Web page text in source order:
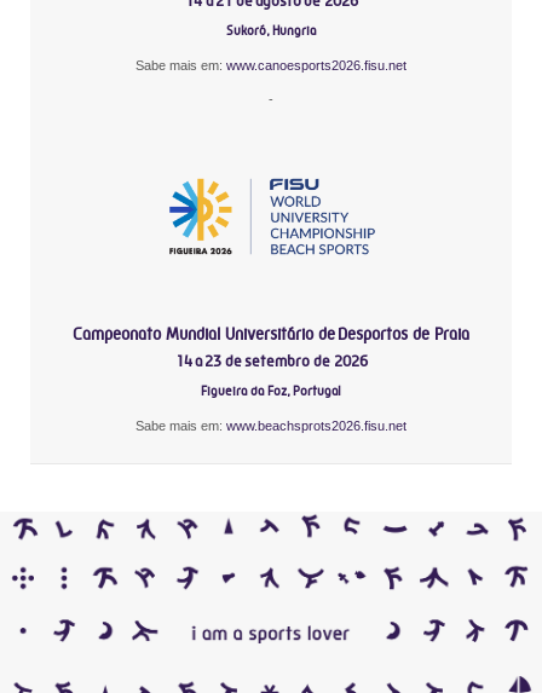
Sukoró, Hungria
Sabe mais em: www.canoesports2026.fisu.net
-
Campeonato Mundial Universitário de Desportos de Praia
14 a 23 de setembro de 2026
Figueira da Foz, Portugal
Sabe mais em: www.beachsprots2026.fisu.net